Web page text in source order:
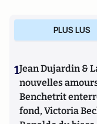
PLUS LUS
1Jean Dujardin &
nouvelles
Benchetrit
fond, Victoria